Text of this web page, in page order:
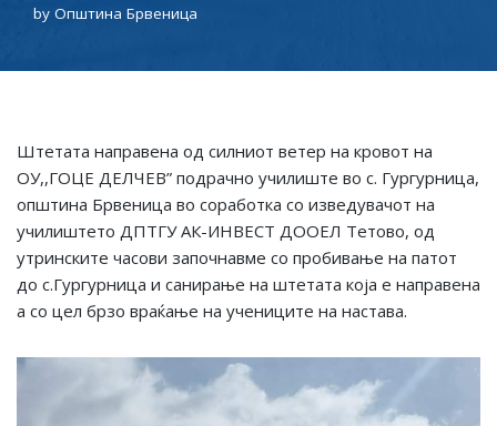
by Општина Брвеница
Штетата направена од силниот ветер на кровот на
ОУ,,ГОЦЕ ДЕЛЧЕВ” подрачно училиште во с. Гургурница,
општина Брвеница во соработка со изведувачот на
училиштето ДПТГУ АК-ИНВЕСТ ДООЕЛ Тетово, од
утринските часови започнавме со пробивање на патот
до с.Гургурница и санирање на штетата која е направена
а со цел брзо враќање на учениците на настава.